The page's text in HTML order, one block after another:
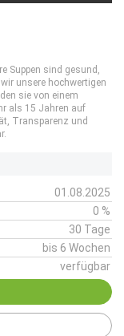
Suppen sind gesund,
unsere hochwertigen
sie von einem
als 15 Jahren auf
Transparenz und
01.08.2025
0 %
30 Tage
bis 6 Wochen
verfügbar